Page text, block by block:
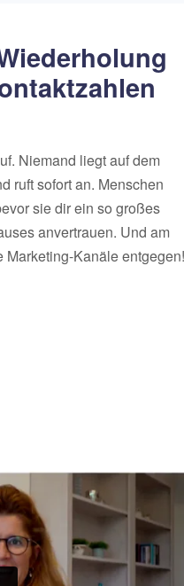
Niemand liegt auf dem
ruft sofort an. Menschen
sie dir ein so großes
anvertrauen. Und am
Marketing-Kanäle entgegen!